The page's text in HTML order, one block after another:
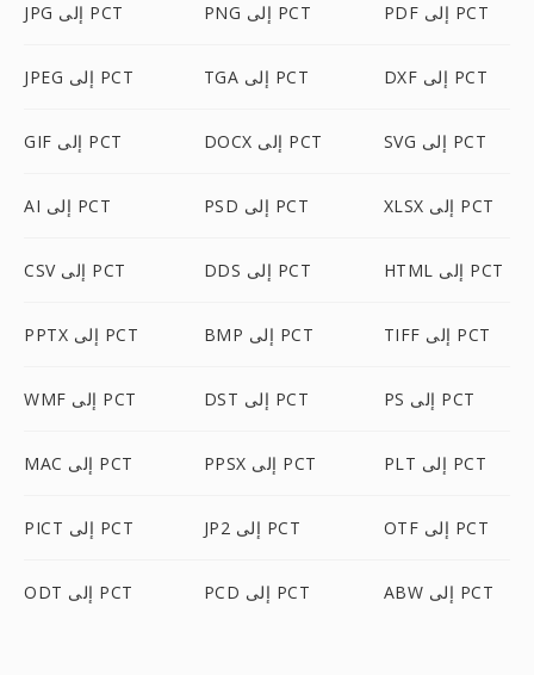
JPG إلى PCT PNG إلى PCT PDF إلى PCT
JPEG إلى PCT TGA إلى PCT DXF إلى PCT
GIF إلى PCT DOCX إلى PCT SVG إلى PCT
AI إلى PCT PSD إلى PCT XLSX إلى PCT
CSV إلى PCT DDS إلى PCT HTML إلى PCT
PPTX إلى PCT BMP إلى PCT TIFF إلى PCT
WMF إلى PCT DST إلى PCT PS إلى PCT
MAC إلى PCT PPSX إلى PCT PLT إلى PCT
PICT إلى PCT JP2 إلى PCT OTF إلى PCT
ODT إلى PCT PCD إلى PCT ABW إلى PCT